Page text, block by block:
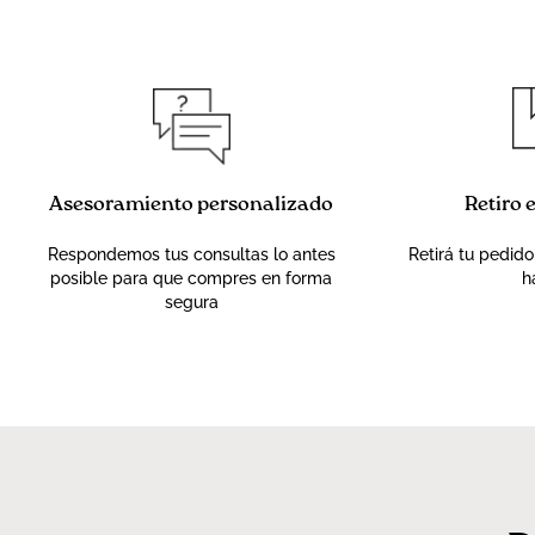
Asesoramiento personalizado
Respondemos tus consultas lo antes
posible para que compres en forma
segura
Retiro
Retirá tu